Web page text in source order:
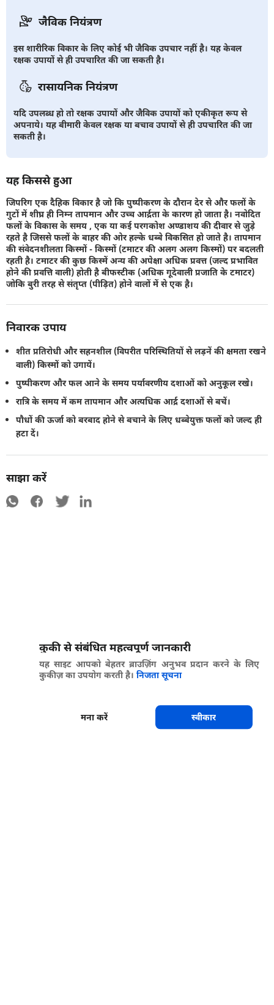
जैविक नियंत्रण
इस शारीरिक विकार के लिए कोई भी जैविक उपचार नहीं है। यह केवल
रक्षक उपायों से ही उपचारित की जा सकती है।
रासायनिक नियंत्रण
यदि उपलब्ध हो तो रक्षक उपायों और जैविक उपायों को एकीकृत रूप से
अपनाये। यह बीमारी केवल रक्षक या बचाव उपायों से ही उपचारित की जा
सकती है।
यह किससे हुआ
जिपरिग एक दैहिक विकार है जो कि पुष्पीकरण के दौरान देर से और फलों के
गुटों में शीघ्र ही निम्न तापमान और उच्च आर्द्रता के कारण हो जाता है। नवोदित
फलों के विकास के समय , एक या कई परगकोश अण्डाशय की दीवार से जुड़े
रहते है जिससे फलों के बाहर की ओर हल्के धब्बे विकसित हो जाते है। तापमान
की संवेदनशीलता किस्मों - किस्मों (टमाटर की अलग अलग किस्मों) पर बदलती
रहती है। टमाटर की कुछ किस्में अन्य की अपेक्षा अधिक प्रवत्त (जल्द प्रभावित
होने की प्रवत्ति वाली) होती है बीफस्टीक (अधिक गूदेवाली प्रजाति के टमाटर)
जोकि बुरी तरह से संतृप्त (पीड़ित) होने वालों में से एक है।
निवारक उपाय
शीत प्रतिरोधी और सहनशील (विपरीत परिस्थितियों से लड़नें की क्षमता रखने
वाली) किस्मों को उगायें।
पुष्पीकरण और फल आने के समय पर्यावरणीय दशाओं को अनुकूल रखे।
रात्रि के समय में कम तापमान और अत्यधिक आर्द्र दशाओं से बचें।
पौधों की ऊर्जा को बरबाद होने से बचाने के लिए धब्बेयुक्त फलों को जल्द ही
हटा दें।
साझा करें
कुकी से संबंधित महत्वपूर्ण जानकारी
यह साइट आपको बेहतर ब्राउज़िंग अनुभव प्रदान करने के लिए
कुकीज़ का उपयोग करती है। निजता सूचना
मना करें स्वीकार